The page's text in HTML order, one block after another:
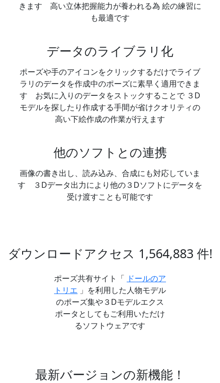
きます 高い立体把握能力が養われる為 絵の練習に
も最適です
データのライブラリ化
ポーズや手のアイコンをクリックするだけでライブ
ラリのデータを作成中のポーズに素早く適用できま
す お気に入りのデータをストックすることで ３D
モデルを探したり作成する手間が省けクオリティの
高い下絵作成の作業が行えます
他のソフトとの連携
画像の書き出し、読み込み、合成にも対応していま
す ３Dデータ出力により他の３Dソフトにデータを
受け渡すことも可能です
ダウンロードアクセス 1,564,883 件!
ポーズ共有サイト「 ドールのア
トリエ 」を利用した人物モデル
のポーズ集や３Dモデルエクス
ポータとしてもご利用いただけ
るソフトウェアです
最新バージョンの新機能！